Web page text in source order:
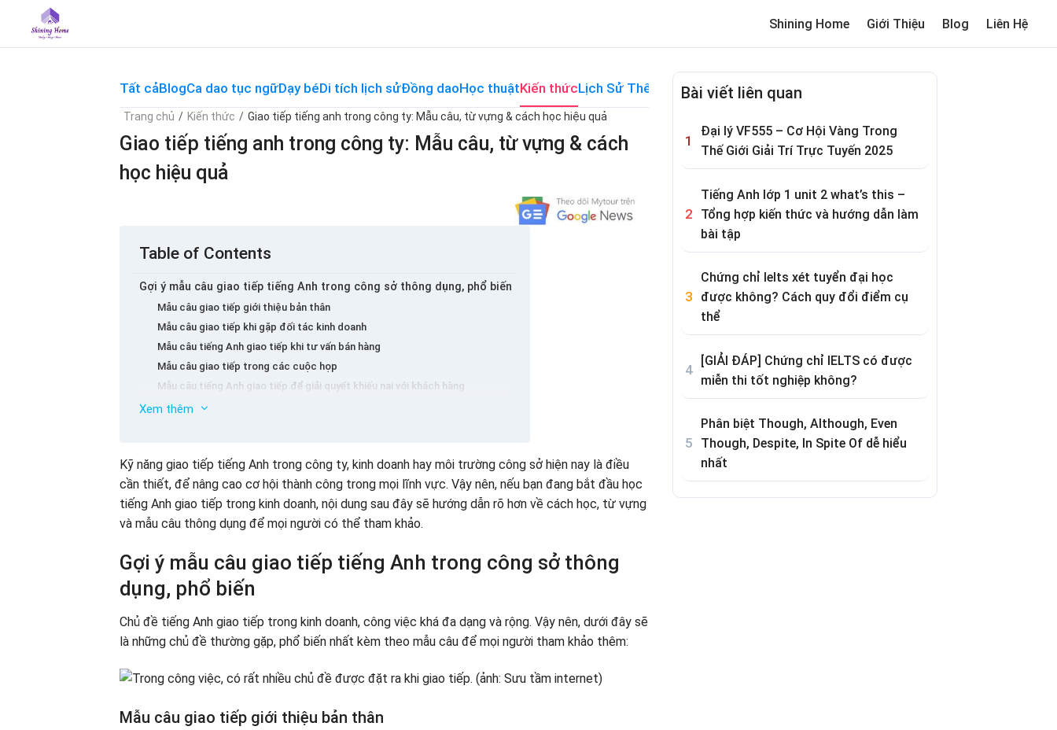
content
Shining Home Giới Thiệu Blog Liên Hệ
Tất cảBlogCa dao tục ngữDạy béDi tích lịch sửĐồng daoHọc thuậtKiến thứcLịch Sử Thế Giới MemeReview trường cho bé
Trang chủ / Kiến thức / Giao tiếp tiếng anh trong công ty: Mẫu câu, từ vựng & cách học hiệu quả
Giao tiếp tiếng anh trong công ty: Mẫu câu, từ vựng & cách
học hiệu quả
Table of Contents
Gợi ý mẫu câu giao tiếp tiếng Anh trong công sở thông dụng, phổ biến
Mẫu câu giao tiếp giới thiệu bản thân
Mẫu câu giao tiếp khi gặp đối tác kinh doanh
Mẫu câu tiếng Anh giao tiếp khi tư vấn bán hàng
Mẫu câu giao tiếp trong các cuộc họp
Mẫu câu tiếng Anh giao tiếp để giải quyết khiếu nại với khách hàng
Mẫu câu giao tiếp khi nói chuyện điện thoại
Mẫu câu giao tiếp thể hiện sự trân trọng
Mẫu câu giao tiếp khi làm việc ở nước ngoài:
Mẫu câu giao tiếp trong công ty với đồng nghiệp:
Mẫu câu thể hiện sự đồng tình hoặc phản đối trong công việc
Hội thoại 2: Đặt dịch vụ
Hội thoại 3: Hỏi thăm khách hàng
Hội thoại 4: Giới thiệu sản phẩm
Hội thoại 5: Đưa ra lời gợi ý
Hội thoại 7: Đàm phán kinh doanh
Danh sách những từ vựng tiếng Anh giao tiếp kinh doanh phổ biến
Kinh nghiệm học tiếng Anh giao tiếp trong kinh doanh hiệu quả
Xem thêm
Kỹ năng giao tiếp tiếng Anh trong công ty, kinh doanh hay môi trường công sở hiện nay là điều
cần thiết, để nâng cao cơ hội thành công trong mọi lĩnh vực. Vậy nên, nếu bạn đang bắt đầu học
tiếng Anh giao tiếp trong kinh doanh, nội dung sau đây sẽ hướng dẫn rõ hơn về cách học, từ vựng
và mẫu câu thông dụng để mọi người có thể tham khảo.
Gợi ý mẫu câu giao tiếp tiếng Anh trong công sở thông
dụng, phổ biến
Chủ đề tiếng Anh giao tiếp trong kinh doanh, công việc khá đa dạng và rộng. Vậy nên, dưới đây sẽ
là những chủ đề thường gặp, phổ biến nhất kèm theo mẫu câu để mọi người tham khảo thêm:
Mẫu câu giao tiếp giới thiệu bản thân
Bài viết liên quan
Đại lý VF555 – Cơ Hội Vàng Trong
Thế Giới Giải Trí Trực Tuyến 2025
Tiếng Anh lớp 1 unit 2 what’s this –
Tổng hợp kiến thức và hướng dẫn làm
bài tập
Chứng chỉ Ielts xét tuyển đại học
được không? Cách quy đổi điểm cụ
thể
[GIẢI ĐÁP] Chứng chỉ IELTS có được
miễn thi tốt nghiệp không?
Phân biệt Though, Although, Even
Though, Despite, In Spite Of dễ hiểu
nhất